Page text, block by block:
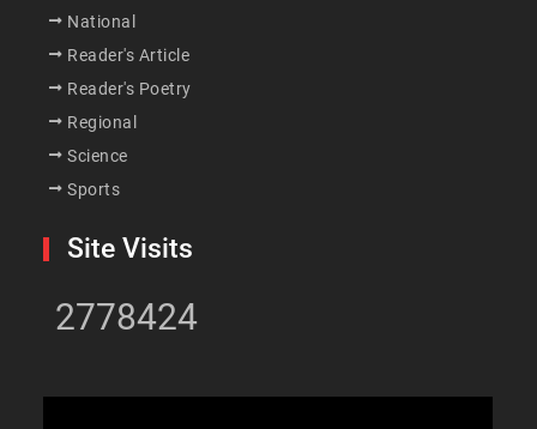
National
Reader's Article
Reader's Poetry
Regional
Science
Sports
Site Visits
2778424